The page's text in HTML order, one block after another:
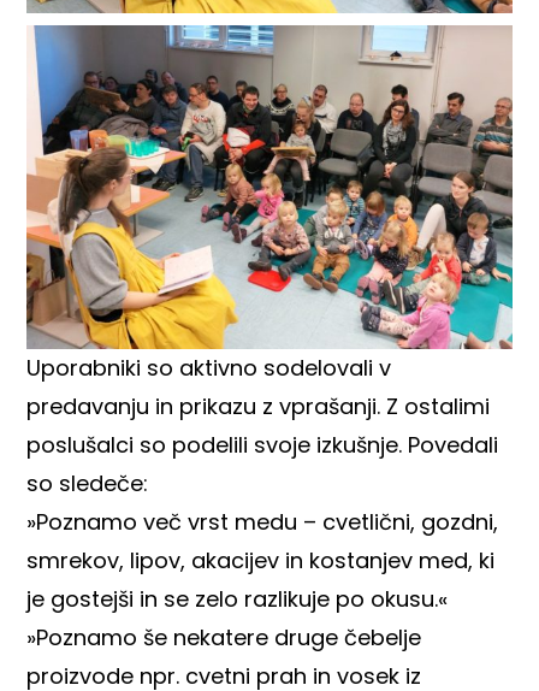
Uporabniki so aktivno sodelovali v
predavanju in prikazu z vprašanji. Z ostalimi
poslušalci so podelili svoje izkušnje. Povedali
so sledeče:
»Poznamo več vrst medu – cvetlični, gozdni,
smrekov, lipov, akacijev in kostanjev med, ki
je gostejši in se zelo razlikuje po okusu.«
»Poznamo še nekatere druge čebelje
proizvode npr. cvetni prah in vosek iz